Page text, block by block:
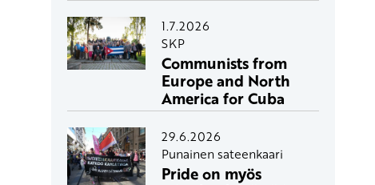
1.7.2026
SKP
Communists from
Europe and North
America for Cuba
29.6.2026
Punainen sateenkaari
Pride on myös